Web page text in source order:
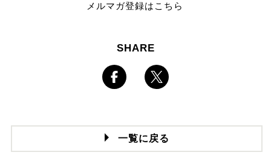
メルマガ登録はこちら
SHARE
一覧に戻る